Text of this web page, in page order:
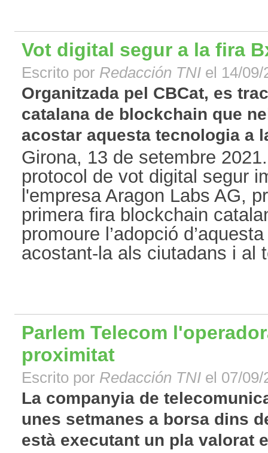
Vot digital segur a la fira
Escrito por Redacción TNI el 14/09/
Organitzada pel CBCat, es
catalana de blockchain que
acostar aquesta tecnologia a
Girona, 13 de setembre
protocol de vot digital segur
l'empresa Aragon Labs AG,
primera fira blockchain
promoure l’adopció
acostant-la als ciutadans i al
Parlem Telecom
proximitat
Escrito por Redacción TNI el 07/09/
La companyia de
unes setmanes a borsa dins
està executant un pla valorat